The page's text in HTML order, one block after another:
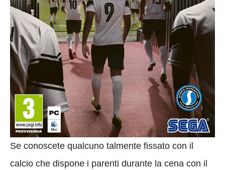
Se conoscete qualcuno talmente fissato con il
calcio che dispone i parenti durante la cena con il